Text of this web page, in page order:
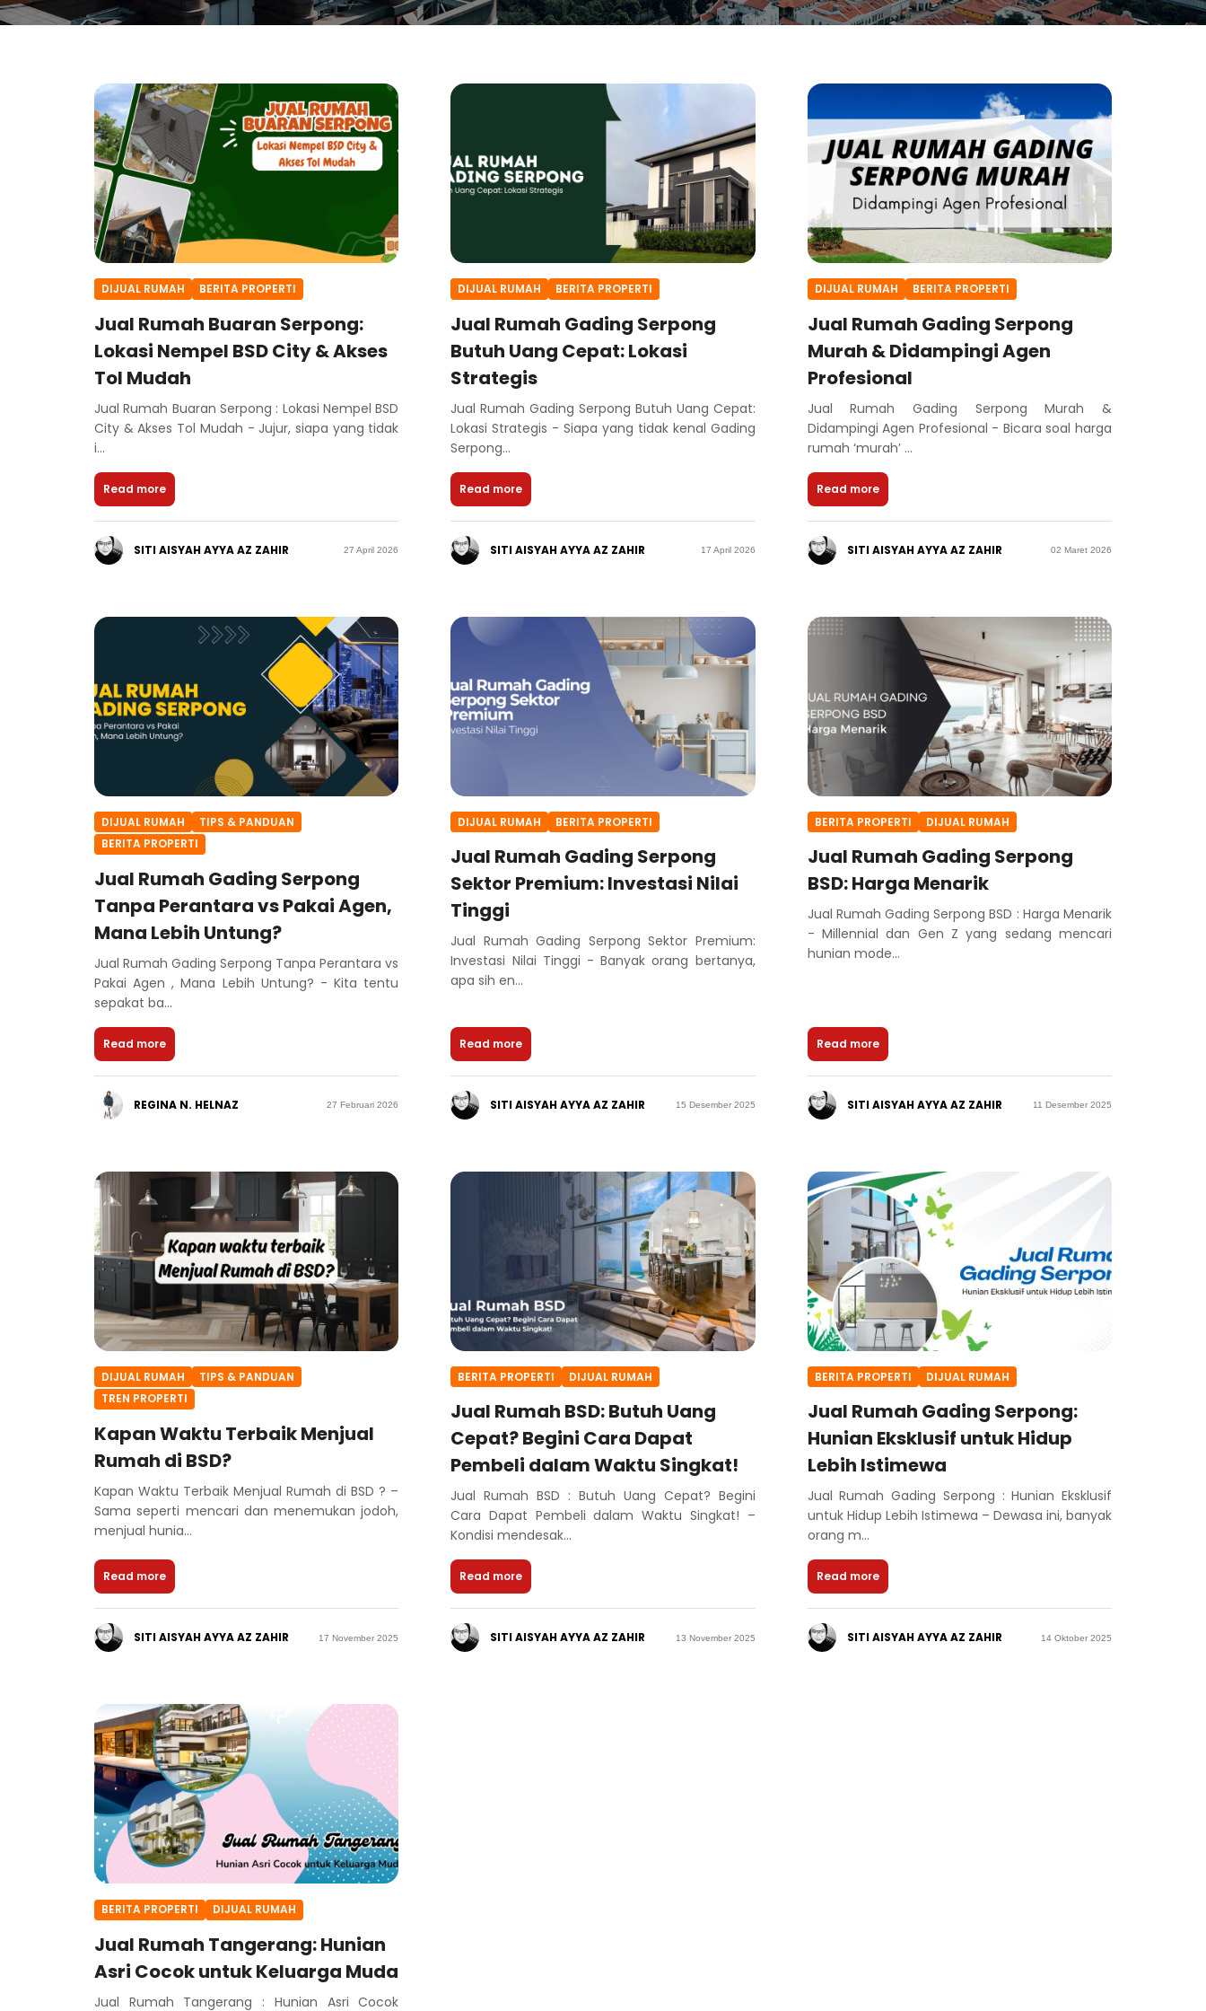
DIJUAL RUMAH BERITA PROPERTI
Jual Rumah Buaran Serpong:
Lokasi Nempel BSD City & Akses
Tol Mudah
Jual Rumah Buaran Serpong : Lokasi Nempel BSD
City & Akses Tol Mudah - Jujur, siapa yang tidak
i...
Read more
SITI AISYAH AYYA AZ ZAHIR 27 April 2026
DIJUAL RUMAH BERITA PROPERTI
Jual Rumah Gading Serpong
Butuh Uang Cepat: Lokasi
Strategis
Jual Rumah Gading Serpong Butuh Uang Cepat:
Lokasi Strategis - Siapa yang tidak kenal Gading
Serpong...
Read more
SITI AISYAH AYYA AZ ZAHIR 17 April 2026
DIJUAL RUMAH BERITA PROPERTI
Jual Rumah Gading Serpong
Murah & Didampingi Agen
Profesional
Jual Rumah Gading Serpong Murah &
Didampingi Agen Profesional - Bicara soal harga
rumah ‘murah’ ...
Read more
SITI AISYAH AYYA AZ ZAHIR 02 Maret 2026
DIJUAL RUMAH
TIPS & PANDUAN
BERITA PROPERTI
Jual Rumah Gading Serpong
Tanpa Perantara vs Pakai Agen,
Mana Lebih Untung?
Jual Rumah Gading Serpong Tanpa Perantara vs
Pakai Agen , Mana Lebih Untung? - Kita tentu
sepakat ba...
Read more
REGINA N. HELNAZ 27 Februari 2026
DIJUAL RUMAH BERITA PROPERTI
Jual Rumah Gading Serpong
Sektor Premium: Investasi Nilai
Tinggi
Jual Rumah Gading Serpong Sektor Premium:
Investasi Nilai Tinggi - Banyak orang bertanya,
apa sih en...
Read more
SITI AISYAH AYYA AZ ZAHIR 15 Desember 2025
BERITA PROPERTI DIJUAL RUMAH
Jual Rumah Gading Serpong
BSD: Harga Menarik
Jual Rumah Gading Serpong BSD : Harga Menarik
- Millennial dan Gen Z yang sedang mencari
hunian mode...
Read more
SITI AISYAH AYYA AZ ZAHIR 11 Desember 2025
DIJUAL RUMAH
TIPS & PANDUAN
TREN PROPERTI
Kapan Waktu Terbaik Menjual
Rumah di BSD?
Kapan Waktu Terbaik Menjual Rumah di BSD ? –
Sama seperti mencari dan menemukan jodoh,
menjual hunia...
Read more
SITI AISYAH AYYA AZ ZAHIR 17 November 2025
BERITA PROPERTI DIJUAL RUMAH
Jual Rumah BSD: Butuh Uang
Cepat? Begini Cara Dapat
Pembeli dalam Waktu Singkat!
Jual Rumah BSD : Butuh Uang Cepat? Begini
Cara Dapat Pembeli dalam Waktu Singkat! –
Kondisi mendesak...
Read more
SITI AISYAH AYYA AZ ZAHIR 13 November 2025
BERITA PROPERTI DIJUAL RUMAH
Jual Rumah Gading Serpong:
Hunian Eksklusif untuk Hidup
Lebih Istimewa
Jual Rumah Gading Serpong : Hunian Eksklusif
untuk Hidup Lebih Istimewa – Dewasa ini, banyak
orang m...
Read more
SITI AISYAH AYYA AZ ZAHIR 14 Oktober 2025
BERITA PROPERTI DIJUAL RUMAH
Jual Rumah Tangerang: Hunian
Asri Cocok untuk Keluarga Muda
Jual Rumah Tangerang : Hunian Asri Cocok